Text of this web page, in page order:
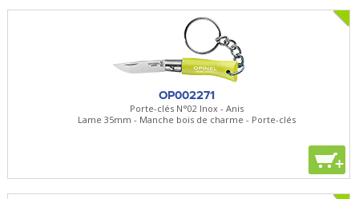
OP002271
Porte-clés N°02 Inox - Anis
Lame 35mm - Manche bois de charme - Porte-clés
+